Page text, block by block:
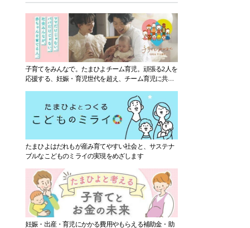
子育てをみんなで。たまひよチーム育児。頑張る2人を
応援する、妊娠・育児世代を超え、チーム育児に共感
たまひよはだれもが産み育てやすい社会と、サステナ
ブルなこどものミライの実現をめざします
妊娠・出産・育児にかかる費用やもらえる補助金・助